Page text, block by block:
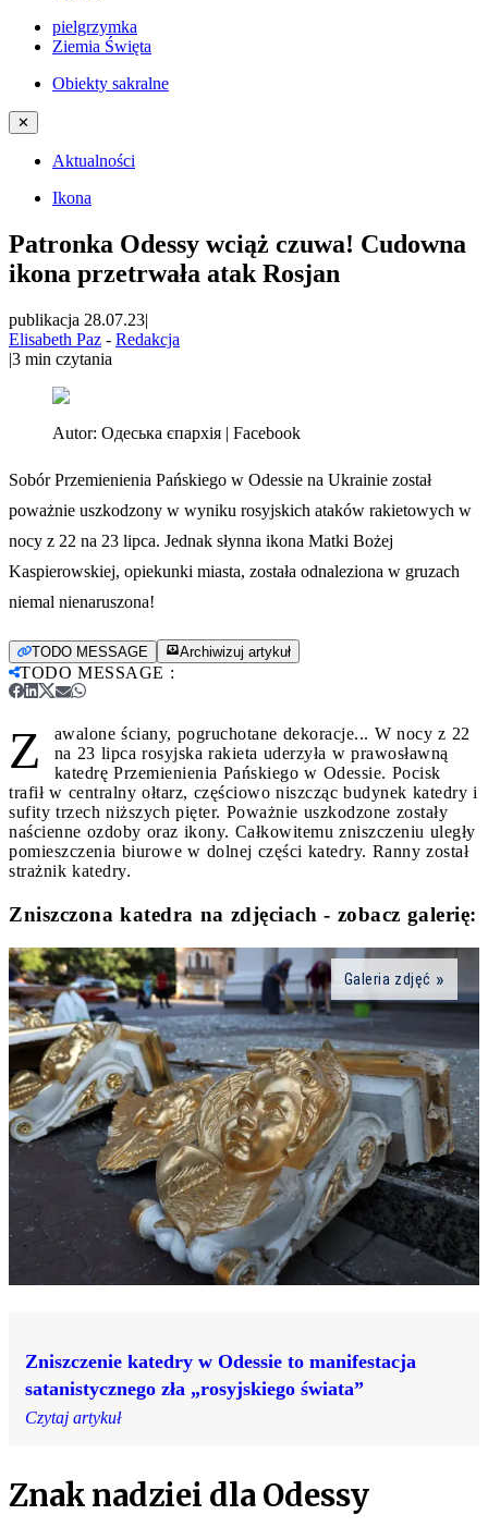
pielgrzymka
Ziemia Święta
Obiekty sakralne
✕
Aktualności
Ikona
Patronka Odessy wciąż czuwa! Cudowna
ikona przetrwała atak Rosjan
publikacja 28.07.23|
Elisabeth Paz - Redakcja
|3 min czytania
Autor: Одеська єпархія | Facebook
Sobór Przemienienia Pańskiego w Odessie na Ukrainie został
poważnie uszkodzony w wyniku rosyjskich ataków rakietowych w
nocy z 22 na 23 lipca. Jednak słynna ikona Matki Bożej
Kaspierowskiej, opiekunki miasta, została odnaleziona w gruzach
niemal nienaruszona!
TODO MESSAGE Archiwizuj artykuł
TODO MESSAGE :
Z
awalone ściany, pogruchotane dekoracje... W nocy z 22
na 23 lipca rosyjska rakieta uderzyła w prawosławną
katedrę Przemienienia Pańskiego w Odessie. Pocisk
trafił w centralny ołtarz, częściowo niszcząc budynek katedry i
sufity trzech niższych pięter. Poważnie uszkodzone zostały
naścienne ozdoby oraz ikony. Całkowitemu zniszczeniu uległy
pomieszczenia biurowe w dolnej części katedry. Ranny został
strażnik katedry.
Zniszczona katedra na zdjęciach - zobacz galerię:
Galeria zdjęć
Zniszczenie katedry w Odessie to manifestacja
satanistycznego zła „rosyjskiego świata”
Czytaj artykuł
Znak nadziei dla Odessy